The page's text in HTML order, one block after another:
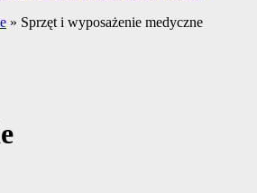
» Sprzęt i wyposażenie medyczne